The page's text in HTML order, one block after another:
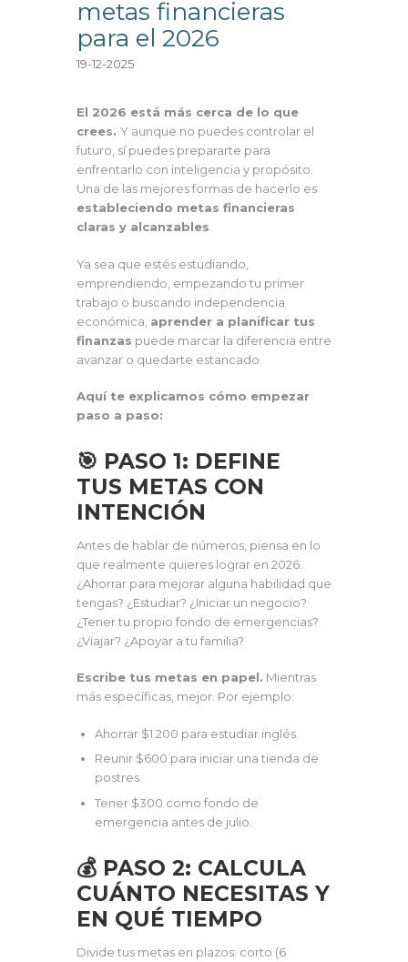
metas financieras
para el 2026
19-12-2025
El 2026 está más cerca de lo que
crees. Y aunque no puedes controlar el
futuro, sí puedes prepararte para
enfrentarlo con inteligencia y propósito.
Una de las mejores formas de hacerlo es
estableciendo metas financieras
claras y alcanzables
Ya sea que estés estudiando,
emprendiendo, empezando tu primer
trabajo o buscando independencia
económica, aprender a planificar tus
finanzas puede marcar la diferencia entre
avanzar o quedarte estancado.
Aquí te explicamos cómo empezar
paso a paso:
🎯 PASO 1: DEFINE
TUS METAS CON
INTENCIÓN
Antes de hablar de números, piensa en lo
que realmente quieres lograr en 2026.
¿Ahorrar para mejorar alguna habilidad que
tengas? ¿Estudiar? ¿Iniciar un negocio?
¿Tener tu propio fondo de emergencias?
¿Viajar? ¿Apoyar a tu familia?
Escribe tus metas en papel. Mientras
más específicas, mejor. Por ejemplo:
Ahorrar $1.200 para estudiar inglés.
Reunir $600 para iniciar una tienda de
postres.
Tener $300 como fondo de
emergencia antes de julio.
💰 PASO 2: CALCULA
CUÁNTO NECESITAS Y
EN QUÉ TIEMPO
Divide tus metas en plazos: corto (6